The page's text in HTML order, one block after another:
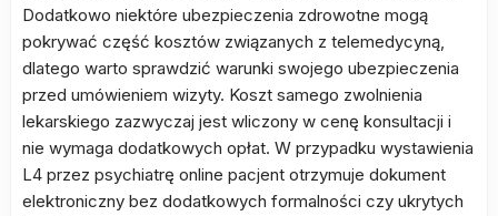
Dodatkowo niektóre ubezpieczenia zdrowotne mogą
pokrywać część kosztów związanych z telemedycyną,
dlatego warto sprawdzić warunki swojego ubezpieczenia
przed umówieniem wizyty. Koszt samego zwolnienia
lekarskiego zazwyczaj jest wliczony w cenę konsultacji i
nie wymaga dodatkowych opłat. W przypadku wystawienia
L4 przez psychiatrę online pacjent otrzymuje dokument
elektroniczny bez dodatkowych formalności czy ukrytych